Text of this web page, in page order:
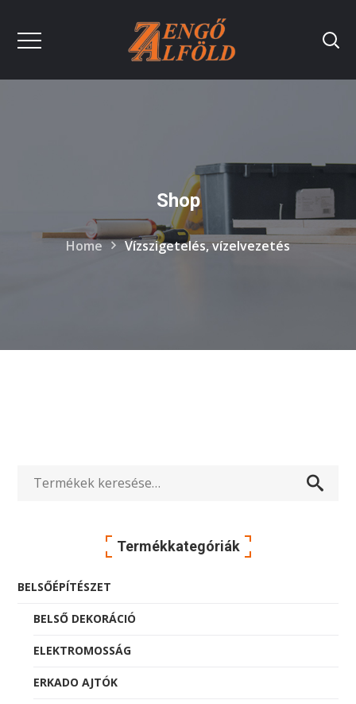
Shop
Home Vízszigetelés, vízelvezetés
következőre:
Termékkategóriák
BELSŐÉPÍTÉSZET
BELSŐ DEKORÁCIÓ
ELEKTROMOSSÁG
ERKADO AJTÓK